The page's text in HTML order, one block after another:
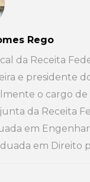
Rego
da Receita
e presidente
o cargo de
da Receita
em
em Direito